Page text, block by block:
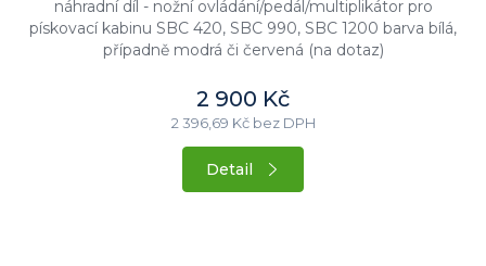
náhradní díl - nožní ovládání/pedál/multiplikátor pro
pískovací kabinu SBC 420, SBC 990, SBC 1200 barva bílá,
případně modrá či červená (na dotaz)
2 900 Kč
2 396,69 Kč bez DPH
Detail